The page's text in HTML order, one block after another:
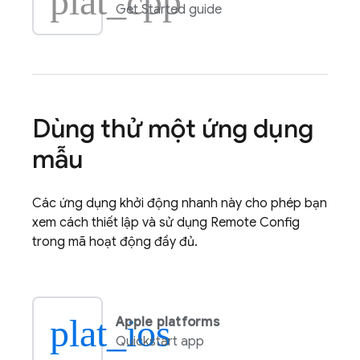
Get Started guide
Dùng thử một ứng dụng
mẫu
Các ứng dụng khởi động nhanh này cho phép bạn
xem cách thiết lập và sử dụng Remote Config
trong mã hoạt động đầy đủ.
plat_ios
Apple platforms
Quickstart app